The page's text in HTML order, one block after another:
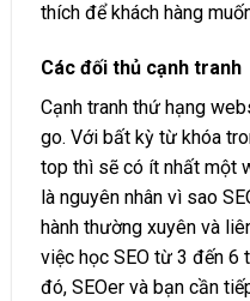
thích để khách hàng
Các đối thủ cạnh tranh
Cạnh tranh thứ hạng
go. Với bất kỳ từ khóa
top thì sẽ có ít nhất một
là nguyên nhân vì sao
hành thường xuyên và
việc học SEO từ 3 đến 6
đó, SEOer và bạn cần